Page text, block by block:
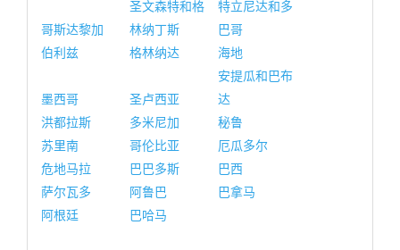
哥斯达黎加
圣文森特和格
林纳丁斯
特立尼达和多
巴哥
伯利兹
格林纳达 海地
墨西哥 圣卢西亚
安提瓜和巴布
达
洪都拉斯
多米尼加
秘鲁
苏里南
哥伦比亚
厄瓜多尔
危地马拉
巴巴多斯
巴西
萨尔瓦多
阿鲁巴
巴拿马
阿根廷
巴哈马